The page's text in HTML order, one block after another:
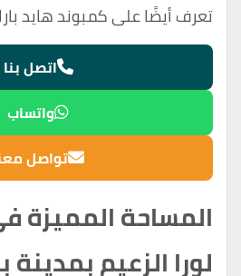
تعرف أيضًا علىكمبوند هايد
اتصل بنا
واتساب
تواصل
المساحة المميزة
لورا الزعيم بمدينة